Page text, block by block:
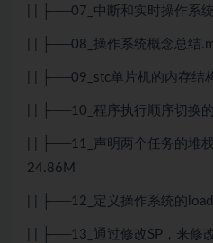
| | ├──07_中断和实时操作系
| | ├──08_操作系统概念总结
| | ├──09_stc单片机的内存结
| | ├──10_程序执行顺序切换
| | ├──11_声明两个任务的堆
24.86M
| | ├──12_定义操作系统的
| | ├──13_通过修改SP，来修